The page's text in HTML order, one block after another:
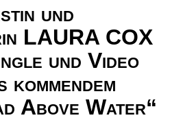
und
LAURA COX
und Video
Above Water“